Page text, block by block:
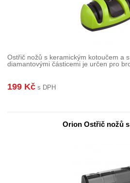
Ostřič nožů s keramickým kotoučem a
diamantovými částicemi je určen pro
199 Kč s DPH
Orion Ostřič nožů